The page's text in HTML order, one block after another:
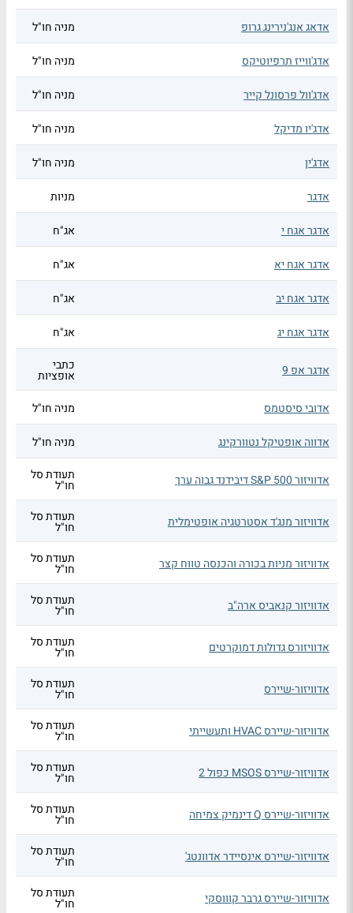
אדאג אנג'נירינג גרופ מניה חו"ל
אדג'ווייז תרפיוטיקס מניה חו"ל
אדג'וול פרסונל קייר מניה חו"ל
אדג'יו מדיקל מניה חו"ל
אדג'ין מניה חו"ל
אדגר מניות
אדגר אגח י אג"ח
אדגר אגח יא אג"ח
אדגר אגח יב אג"ח
אדגר אגח יג אג"ח
אדגר אפ 9 כתבי
אופציות
אדובי סיסטמס
מניה חו"ל
אדווה אופטיקל נטוורקינג מניה חו"ל
אדוויזור S&P 500 דיבידנד גבוה ערך תעודת סל
חו"ל
אדוויזור מנג'ד אסטרטגיה אופטימלית תעודת סל
חו"ל
אדוויזור מניות בכורה והכנסה טווח קצר תעודת סל
חו"ל
אדוויזור קנאביס ארה"ב תעודת סל
חו"ל
אדוויזורס גדולות דמוקרטים תעודת סל
חו"ל
אדוויזור-שיירס תעודת סל
חו"ל
אדוויזור-שיירס HVAC ותעשייתי תעודת סל
חו"ל
אדוויזור-שיירס MSOS כפול 2 תעודת סל
חו"ל
אדוויזור-שיירס Q דינמיק צמיחה תעודת סל
חו"ל
אדוויזור-שיירס אינסיידר אדוונטג' תעודת סל
חו"ל
אדוויזור-שיירס גרבר קוווסקי תעודת סל
חו"ל